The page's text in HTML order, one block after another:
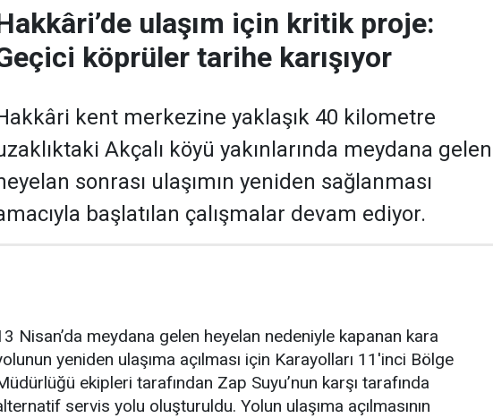
ulaşım için kritik proje:
köprüler tarihe karışıyor
kent merkezine yaklaşık 40 kilometre
Akçalı köyü yakınlarında meydana gelen
sonrası ulaşımın yeniden sağlanması
başlatılan çalışmalar devam ediyor.
Nisan’da meydana gelen heyelan nedeniyle kapanan kara
yeniden ulaşıma açılması için Karayolları 11'inci Bölge
ekipleri tarafından Zap Suyu’nun karşı tarafında
servis yolu oluşturuldu. Yolun ulaşıma açılmasının